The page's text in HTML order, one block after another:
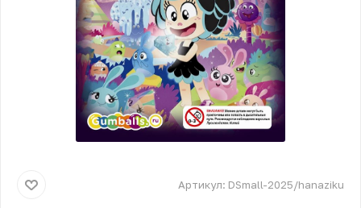
Артикул: DSmall-2025/hanaziku